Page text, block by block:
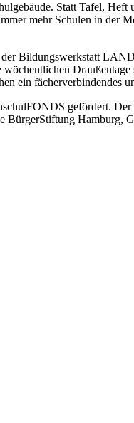
Statt Tafel,
mehr Schulen in der
Bildungswerkstatt
ein fächerverbindendes
gefördert.
BürgerStiftung